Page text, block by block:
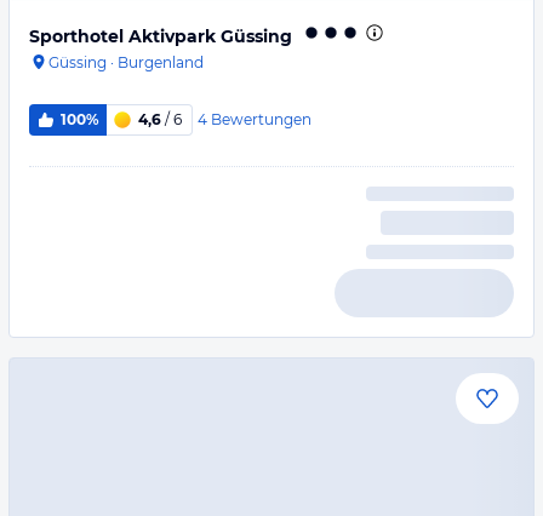
Sporthotel Aktivpark Güssing
Güssing · Burgenland
100% 4,6 / 6 4 Bewertungen